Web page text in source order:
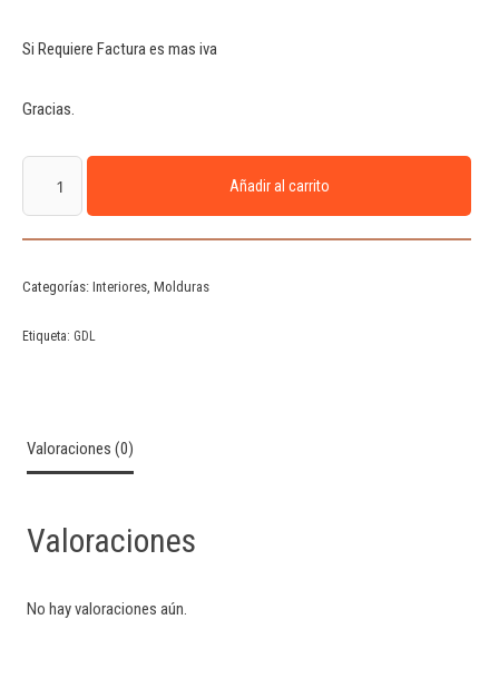
Si Requiere Factura es mas iva
Gracias.
Añadir al carrito
Categorías: Interiores Molduras
Etiqueta: GDL
Valoraciones (0)
Valoraciones
No hay valoraciones aún.